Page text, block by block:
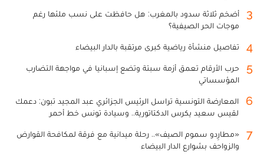
3
أضخم ثلاثة سدود بالمغرب: هل حافظت على نسب ملئها رغم
موجات الحر الصيفية؟
4 تفاصيل منشأة رياضية كبرى مرتقبة بالدار البيضاء
5
حرب الأرقام تعمق أزمة سبتة وتضع إسبانيا في مواجهة التضارب
المؤسساتي
6
المعارضة التونسية تراسل الرئيس الجزائري عبد المجيد تبون: دعمك
لقيس سعيد يكرس الدكتاتورية.. وسيادة تونس خط أحمر
7
«مطارِدو سموم الصيف».. رحلة ميدانية مع فرقة لمكافحة القوارض
والزواحف بشوارع الدار البيضاء